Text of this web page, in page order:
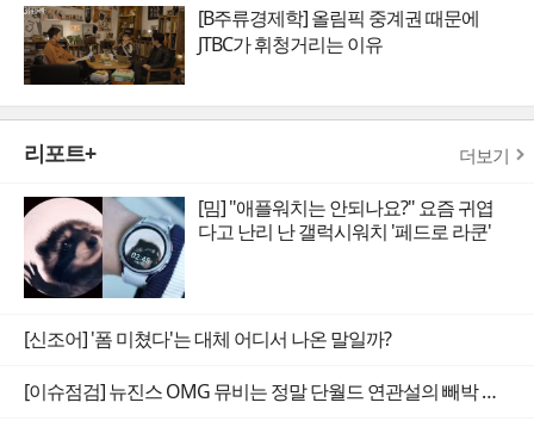
[B주류경제학] 올림픽 중계권 때문에
JTBC가 휘청거리는 이유
리포트+ 더보기
[밈] "애플워치는 안되나요?" 요즘 귀엽
다고 난리 난 갤럭시워치 '페드로 라쿤'
[신조어] '폼 미쳤다'는 대체 어디서 나온 말일까?
[이슈점검] 뉴진스 OMG 뮤비는 정말 단월드 연관설의 빼박 증거일까